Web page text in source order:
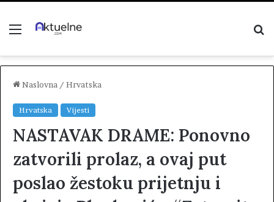
Menu
Naslovna / Hrvatska
Hrvatska Vijesti
NASTAVAK DRAME: Ponovno
zatvorili prolaz, a ovaj put
poslao žestoku prijetnju i